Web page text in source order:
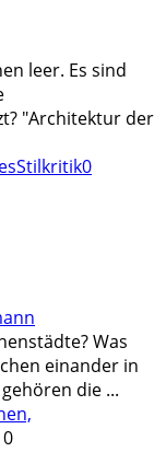
leer. Es sind
"Architektur der
Stilkritik0
Was
einander in
die ...
0